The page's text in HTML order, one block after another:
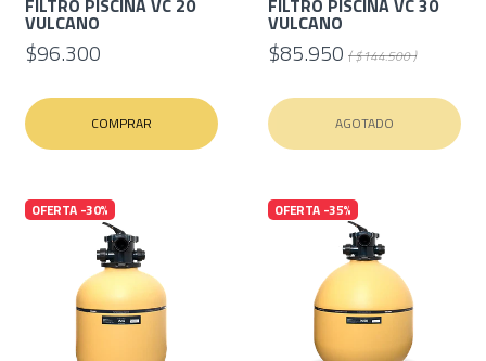
FILTRO PISCINA VC 20
VULCANO
$96.300
COMPRAR
FILTRO PISCINA VC 30
VULCANO
$85.950 ( $144.500 )
AGOTADO
OFERTA -30% OFERTA -35%